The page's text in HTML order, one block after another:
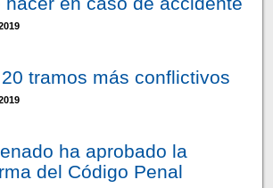
tramos más conflictivos
ha aprobado la
del Código Penal